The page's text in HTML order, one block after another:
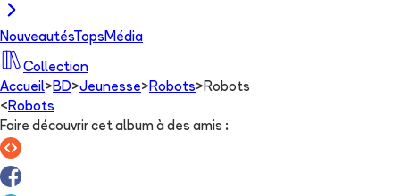
NouveautésTops Média
Collection
Accueil> BD>Jeunesse> Robots> Robots
< Robots
Faire découvrir cet album à des amis :